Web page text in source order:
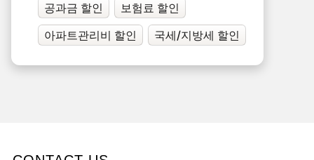
공과금 할인
보험료 할인
아파트관리비 할인
국세/지방세 할인